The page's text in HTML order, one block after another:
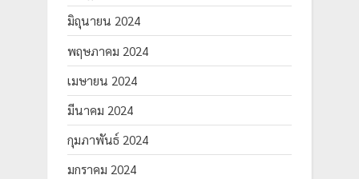
มิถุนายน 2024
พฤษภาคม 2024
เมษายน 2024
มีนาคม 2024
กุมภาพันธ์ 2024
มกราคม 2024